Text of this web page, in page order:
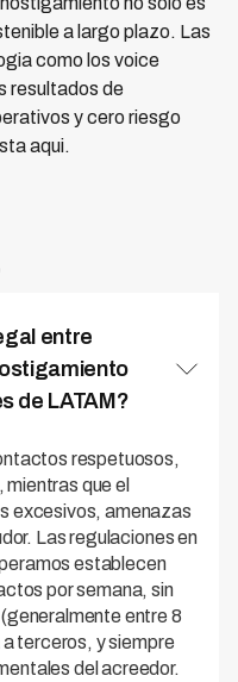
a largo plazo. Las
como los voice
resultados de
y cero riesgo
aqui.
entre
de LATAM?
respetuosos,
que el
excesivos, amenazas
Las regulaciones en
establecen
por semana, sin
entre 8
terceros, y siempre
del acreedor.